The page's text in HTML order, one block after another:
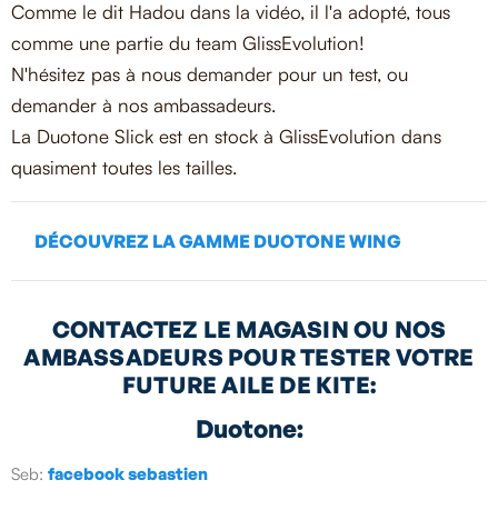
Comme le dit Hadou dans la vidéo, il l'a adopté, tous
comme une partie du team GlissEvolution!
N'hésitez pas à nous demander pour un test, ou
demander à nos ambassadeurs.
La Duotone Slick est en stock à GlissEvolution dans
quasiment toutes les tailles.
DÉCOUVREZ LA GAMME DUOTONE WING
CONTACTEZ LE MAGASIN OU NOS
AMBASSADEURS POUR TESTER VOTRE
FUTURE AILE DE KITE:
Duotone:
Seb: facebook sebastien